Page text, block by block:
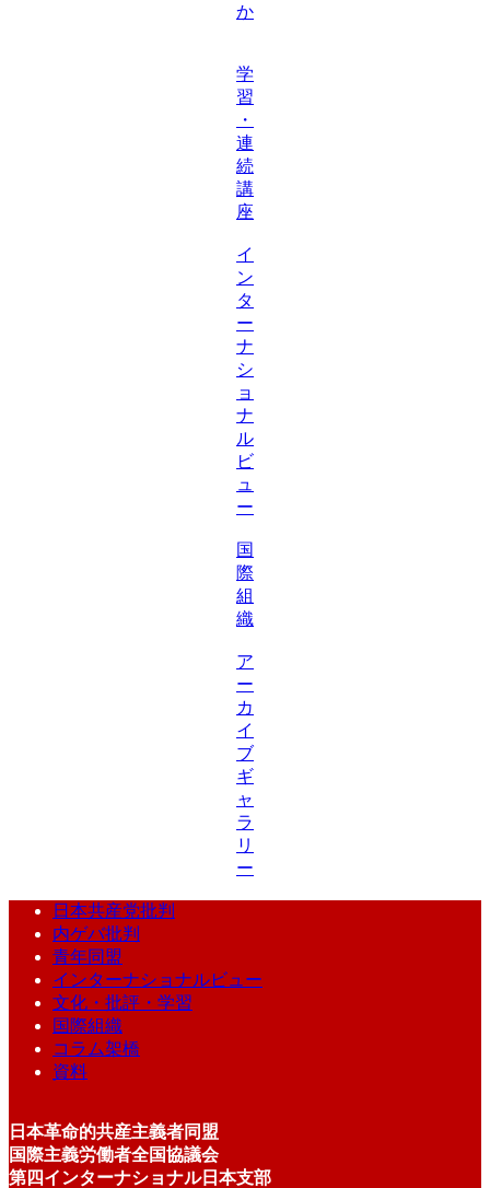
か
学
習
・
連
続
講
座
イ
ン
タ
ー
ナ
シ
ョ
ナ
ル
ビ
ュ
ー
国
際
組
織
ア
ー
カ
イ
ブ
ギ
ャ
ラ
リ
ー
日本共産党批判
内ゲバ批判
青年同盟
インターナショナルビュー
文化・批評・学習
国際組織
コラム架橋
資料
日本革命的共産主義者同盟
国際主義労働者全国協議会
第四インターナショナル日本支部